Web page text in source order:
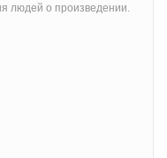
людей о произведении.